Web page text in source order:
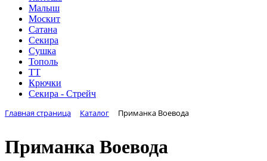
Малыш
Москит
Сатана
Секира
Сушка
Тополь
ТТ
Крючки
Секира - Стрейч
Главная страница Каталог Приманка Воевода
Приманка Воевода